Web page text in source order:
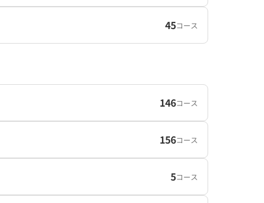
45コース
146コース
156コース
5コース